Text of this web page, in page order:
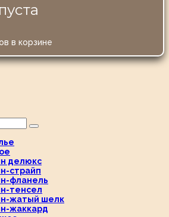
в корзине
делюкс
страйп
фланель
тенсел
жатый шелк
жаккард